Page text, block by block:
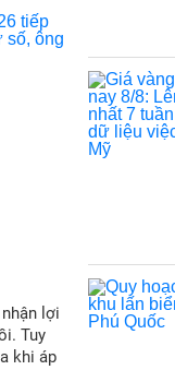
lợi
Tuy
khi áp